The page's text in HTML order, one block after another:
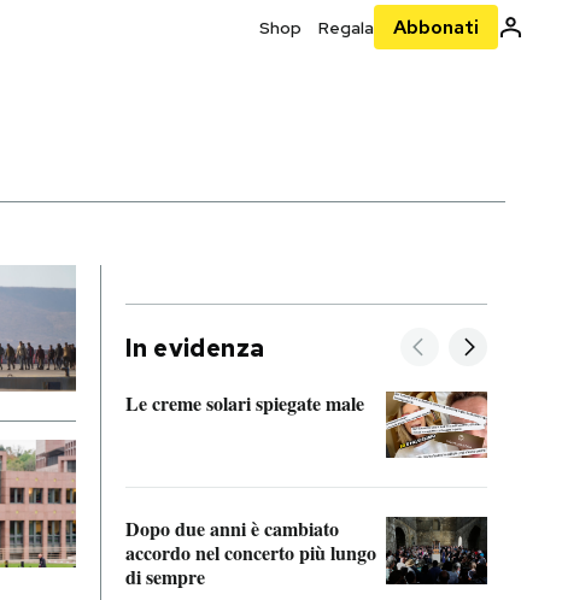
Shop Regala Abbonati
In evidenza
Le creme solari spiegate male
Dopo due anni è cambiato
accordo nel concerto più lungo
di sempre